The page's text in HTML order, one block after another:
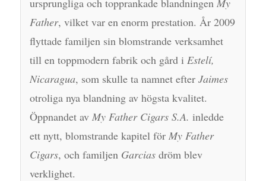
Father, vilket var en enorm prestation. År 2009
flyttade familjen sin blomstrande verksamhet
till en toppmodern fabrik och gård i Estelí,
Nicaragua, som skulle ta namnet efter Jaimes
otroliga nya blandning av högsta kvalitet.
Öppnandet av My Father Cigars S.A. inledde
ett nytt, blomstrande kapitel för My Father
Cigars, och familjen Garciasdröm blev
verklighet.